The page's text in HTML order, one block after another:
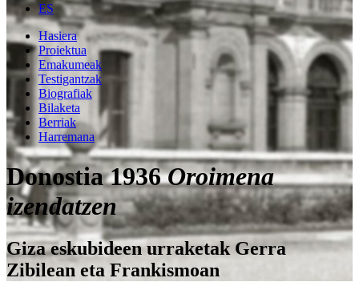
ES
Hasiera
Proiektua
Emakumeak
Testigantzak
Biografiak
Bilaketa
Berriak
Harremana
Donostia 1936Oroimena
izendatzen
Giza eskubideen urraketak Gerra
Zibilean eta Frankismoan